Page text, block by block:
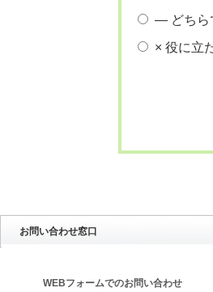
― どちら
× 役に立
お問い合わせ窓口
WEBフォームでのお問い合わせ